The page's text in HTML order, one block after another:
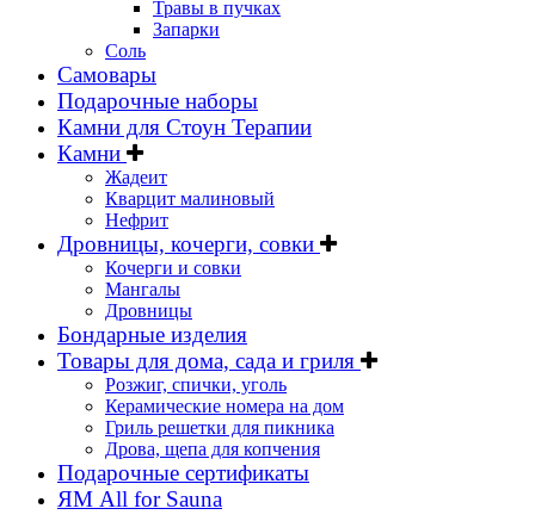
Травы в пучках
Запарки
Соль
Самовары
Подарочные наборы
Камни для Стоун Терапии
Камни
Жадеит
Кварцит малиновый
Нефрит
Дровницы, кочерги, совки
Кочерги и совки
Мангалы
Дровницы
Бондарные изделия
Товары для дома, сада и гриля
Розжиг, спички, уголь
Керамические номера на дом
Гриль решетки для пикника
Дрова, щепа для копчения
Подарочные сертификаты
ЯМ All for Sauna